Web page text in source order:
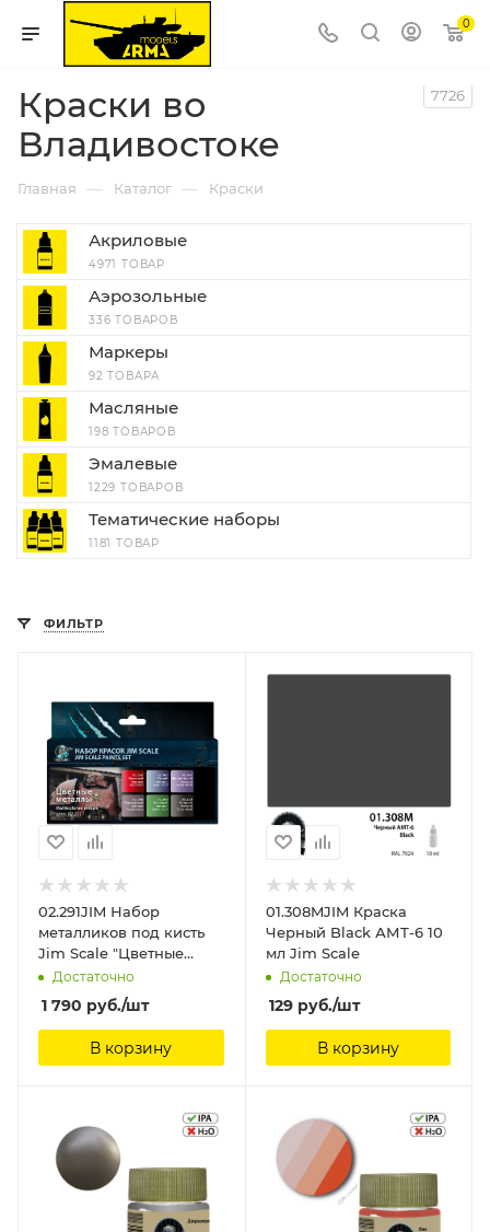
0
Краски во
Владивостоке
7726
Главная — Каталог — Краски
Акриловые
4971 ТОВАР
Аэрозольные
336 ТОВАРОВ
Маркеры
92 ТОВАРА
Масляные
198 ТОВАРОВ
Эмалевые
1229 ТОВАРОВ
Тематические наборы
1181 ТОВАР
ФИЛЬТР
02.291JIM Набор
металликов под кисть
Jim Scale "Цветные
металлики"
Достаточно
1 790 руб./шт
В корзину
01.308MJIM Краска
Черный Black АМТ-6 10
мл Jim Scale
Достаточно
129руб./шт
В корзину